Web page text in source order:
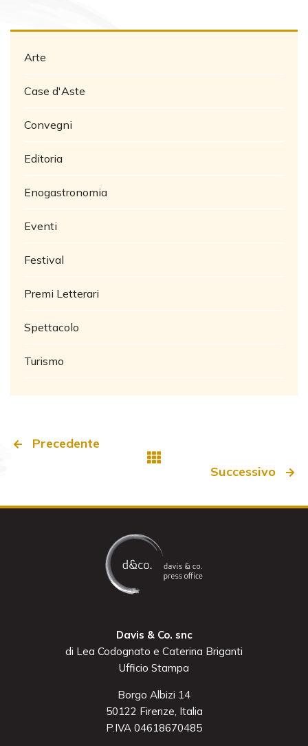
Arte
Case d'Aste
Convegni
Editoria
Enogastronomia
Eventi
Festival
Premi Letterari
Spettacolo
Turismo
Precedente
Successivo
Davis & Co. snc
di Lea Codognato e Caterina Briganti
Ufficio Stampa
Borgo Albizi 14
50122 Firenze, Italia
P.IVA 04618670485